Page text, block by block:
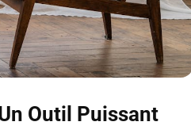
Outil Puissant